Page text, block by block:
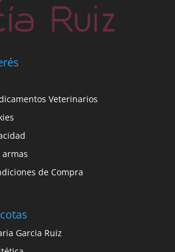
Veterinarios
armas
de Compra
Garcia Ruiz